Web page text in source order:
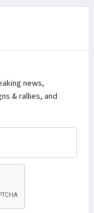
news,
& rallies, and